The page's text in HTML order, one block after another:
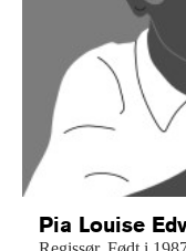
Pia Louise